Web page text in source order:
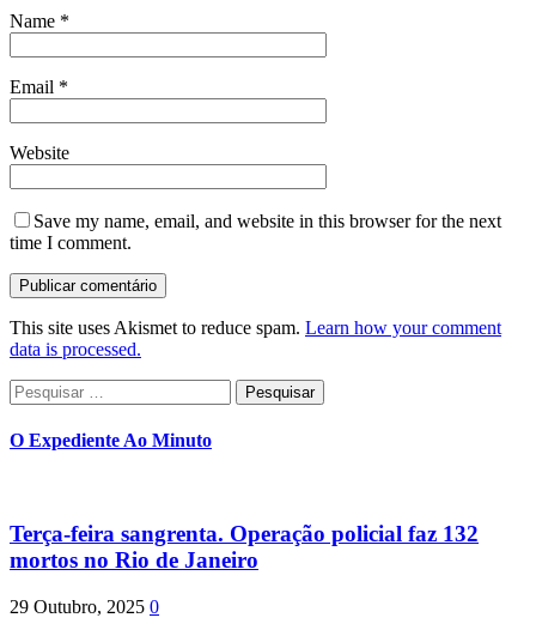
Name *
Email *
Website
Save my name, email, and website in this browser for the next
time I comment.
This site uses Akismet to reduce spam. Learn how your comment
data is processed.
Pesquisar
por:
O Expediente Ao Minuto
Terça-feira sangrenta. Operação policial faz 132
mortos no Rio de Janeiro
29 Outubro, 2025 0